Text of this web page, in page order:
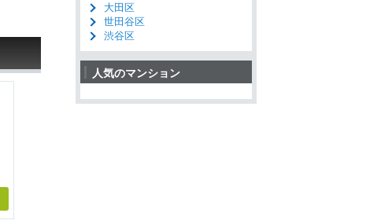
大田区
世田谷区
渋谷区
人気のマンション